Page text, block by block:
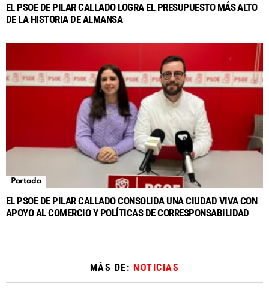
EL PSOE DE PILAR CALLADO LOGRA EL PRESUPUESTO MÁS ALTO
DE LA HISTORIA DE ALMANSA
Portada
EL PSOE DE PILAR CALLADO CONSOLIDA UNA CIUDAD VIVA CON
APOYO AL COMERCIO Y POLÍTICAS DE CORRESPONSABILIDAD
MÁS DE: NOTICIAS